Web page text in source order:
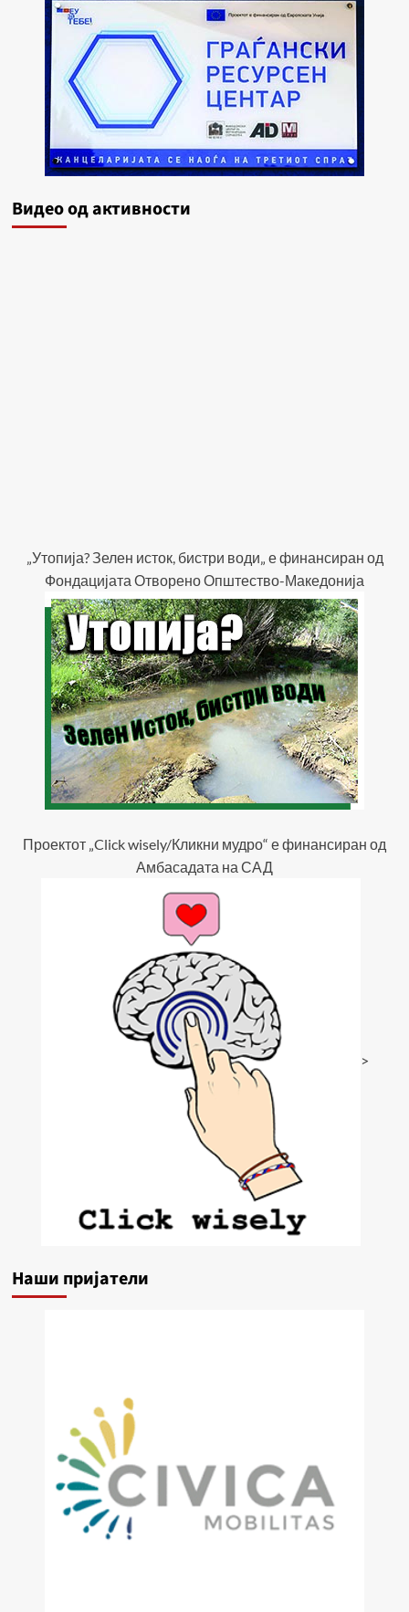
Видеo од активности
„Утопија? Зелен исток, бистри води„ е финансиран од
Фондацијата Отворено Општество-Македонија
Проектот „Click wisely/Кликни мудро“ е финансиран од
Амбасадата на САД
>
Наши пријатели